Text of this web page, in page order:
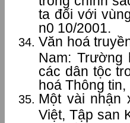
ta đối với
n0 10/2001.
Văn hoá
Nam: Trường
các dân tộc
hoá Thông
Một vài nhận
Việt, Tập san